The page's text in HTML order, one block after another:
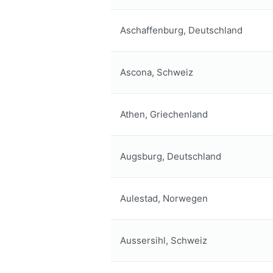
Aschaffenburg, Deutschland
Ascona, Schweiz
Athen, Griechenland
Augsburg, Deutschland
Aulestad, Norwegen
Aussersihl, Schweiz